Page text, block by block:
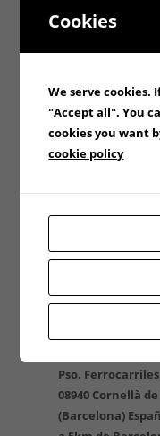
EUROELEVACIÓN
Pso. Ferrocarriles
08940 Cornellà
(Barcelona)
Cookies
We serve
"Accept all". You
cookies you want
cookie policy